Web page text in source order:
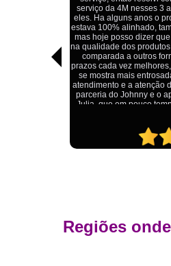
Estou extremamente
Eles forneceram
qualidade das camisetas
impressão está
considerando a alta
atendimento foi ágil e
entrega dos
Camisetas para quem
ótimo
Regiões